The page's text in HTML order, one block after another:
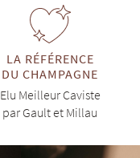
LA RÉFÉRENCE
DU CHAMPAGNE
Elu Meilleur Caviste
par Gault et Millau